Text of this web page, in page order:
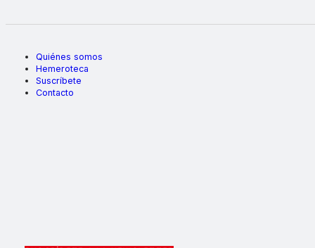
Quiénes somos
Hemeroteca
Suscríbete
Contacto